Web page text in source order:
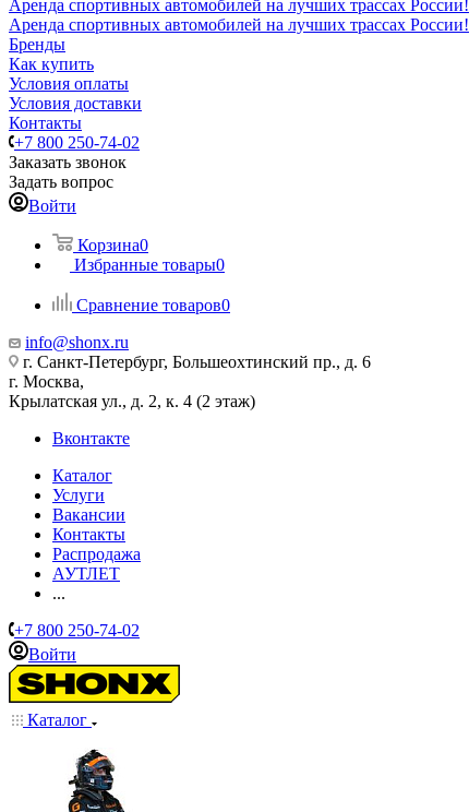
Аренда спортивных автомобилей на лучших трассах России!
Аренда спортивных автомобилей на лучших трассах России!
Бренды
Как купить
Условия оплаты
Условия доставки
Контакты
+7 800 250-74-02
Заказать звонок
Задать вопрос
Войти
Корзина0
Избранные товары0
Сравнение товаров0
info@shonx.ru
г. Санкт-Петербург, Большеохтинский пр., д. 6
г. Москва,
Крылатская ул., д. 2, к. 4 (2 этаж)
Вконтакте
Каталог
Услуги
Вакансии
Контакты
Распродажа
АУТЛЕТ
...
+7 800 250-74-02
Войти
Каталог